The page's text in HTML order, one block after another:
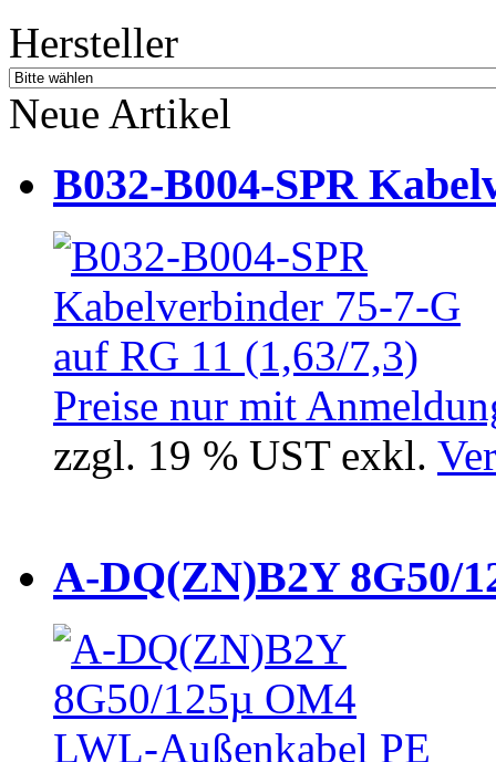
Hersteller
Neue Artikel
B032-B004-SPR
Preise nur mit
zzgl. 19 % UST exkl.
A-DQ(ZN)B2Y 8G50/